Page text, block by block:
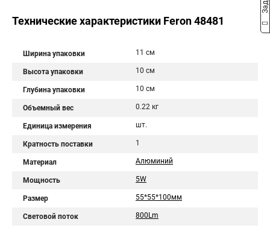
Технические характеристики Feron 48481
Ширина упаковки 11 см
Высота упаковки 10 см
Глубина упаковки 10 см
Объемный вес 0.22 кг
Единица измерения шт.
Кратность поставки 1
Материал Алюминий
Мощность 5W
Размер 55*55*100мм
Световой поток 800Lm